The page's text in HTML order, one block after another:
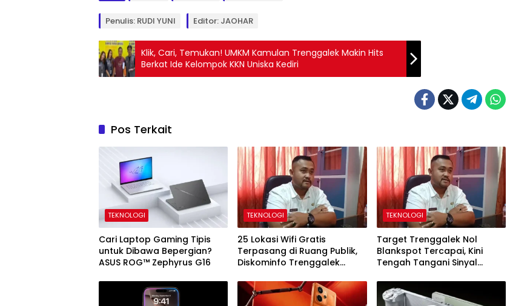
Penulis: RUDI YUNI Editor: JAOHAR
Klik, Cari, Temukan! UMKM Kamulan Trenggalek Makin Hits
Berkat Ide Kelompok KKN Uniska Kediri
Pos Terkait
TEKNOLOGI
Cari Laptop Gaming Tipis
untuk Dibawa Bepergian?
ASUS ROG™ Zephyrus G16
TEKNOLOGI
25 Lokasi Wifi Gratis
Terpasang di Ruang Publik,
Diskominfo Trenggalek
TEKNOLOGI
Target Trenggalek Nol
Blankspot Tercapai, Kini
Tengah Tangani Sinyal